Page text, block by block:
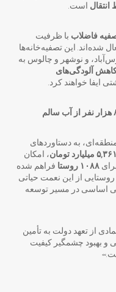
است.
با ظرفیت
فعال شده‌اند. این تصفیه‌خانه‌ها
و نوشهر و چالوس به
کاهش آلودگی‌های
ایفا خواهند کرد.
به دستاوردهای
۵,۳۶۱ میلیارد تومان
، امکان
۱۰۸۸ روستا
فراهم شده
از این نعمت حیاتی
اساسی در مسیر توسعه
از تعهد دولت به تأمین
و بهبود چشمگیر کیفیت